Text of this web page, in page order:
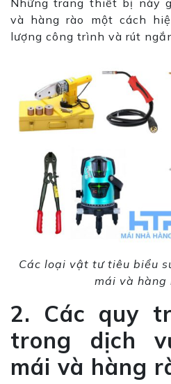
và hàng rào một cách
lượng công trình và rút
Các loại vật tư tiêu biểu
mái và hàng
2. Các quy
trong dịch
mái và hàng